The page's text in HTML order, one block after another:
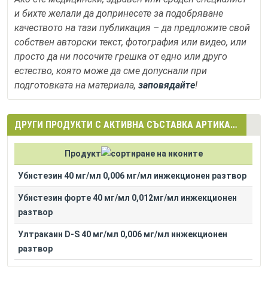
и бихте желали да допринесете за подобряване
качеството на тази публикация – да предложите свой
собствен авторски текст, фотография или видео, или
просто да ни посочите грешка от едно или друго
естество, която може да сме допуснали при
подготовката на материала, заповядайте!
ДРУГИ ПРОДУКТИ С АКТИВНА СЪСТАВКА АРТИКАИНОВ ХИДРОХЛОРИД + ЕПИНЕФРИНОВ ХИДРОХЛОРИД (ARTICAINE HYDROCHLORIDE + EPINEPHRINE HYDROCHLORIDE)
Продукт
Убистезин 40 мг/мл 0,006 мг/мл инжекционен разтвор
Убистезин форте 40 мг/мл 0,012мг/мл инжекционен
разтвор
Ултракаин D-S 40 мг/мл 0,006 мг/мл инжекционен
разтвор